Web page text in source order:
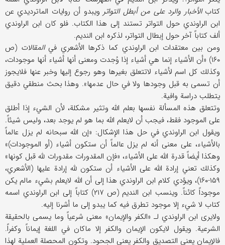
كتابالأخبار والرد علی من أبطل التواترویبدو أن روایات الماتردیدي عن
ابن الراوندي حول التواتر تستند إلی هذا الكتاب. فلو كان ابن الراوندي
ألف كتاباً آخر حول إبطال التواتر، لذكره ابن الندیم.
ومن بین معتقدات ابن الراوندي كما ذكرها الأشعري فيالمقالات (ص
۱۶۰) «أن الأشیاء إنما هي أشیاء إذا وُجدت ومعنی أنها أشیاء أنها موجودات،
وكذلك كل اسم لأشیاء لاتتعلق بغیرها وهو رجوع إلیها وخبر عنها فلایجوز
أن تسمی به قبل وجودها ولا في حال عدمها». وهذا بحث منطقي دقیق
یتطلب دراسة وافیة.
وتتعلق هذه المسألة نفسها بعلم الله وتثیر مشكلة، لأن الشيء إذا أطلق
علی الموجود فقط، فیجب أن لایعلم الله بما هو لم یوجد بعد، ولیس شیئاً.
ویقول ابن الراوندي في حل هذا الإشكال: «إن الله سبحانه لم یزل عالماً
بالأشیاء، علی معنی أنه لم یزل عالماً أن ستكون أشیاء (أو الموجودات)»
وهكذا أیضاً قدرة الله علی الأشیاء، «فإن المقدورات مقدورات لله قبل كونها»
وكذلك تعني إرادة الله علی الأشیاء أن ستكون لله إرادة علیها (الأشعري،
۱۵۹-۱۶۰)، ویؤدي كلام ابن الراوندي هذا إلی أن الله لایعلم بشيء مالم یكن
موجوداً كائناً. وینسب ابن الندیم (ص ۲۱۷) كتاباً إلی ابن الراوندي اسمه
كتاب لا شيء إلا موجود تطرق فیه كما یبدو إلی ما أشرنا إلیه.
ولایری ابن الراوندي لـ «الكفر والإیمان» معنی شرعیاً وما یسمی بالحقیقة
الشرعیة. ویقول لایكون الإیمان والكفر إلا ماكان في اللغة إیماناً وكفراً.
فالإیمان یعني التصدیق والكفر یعني الجحود. وتكون المحصلة العملیة لهذا